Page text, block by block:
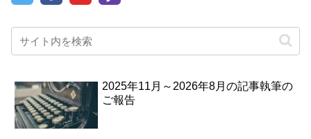
2025年11月～2026年8月の記事執筆の
ご報告